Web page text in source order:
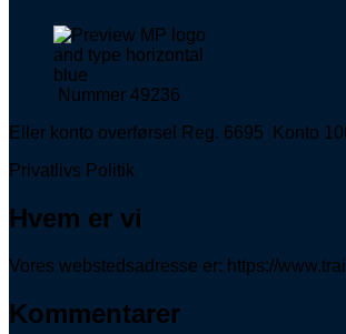
Nummer 49236
Eller konto overførsel Reg. 6695 Konto
Privatlivs Politik
Hvem er vi
Vores webstedsadresse er: https://
Kommentarer